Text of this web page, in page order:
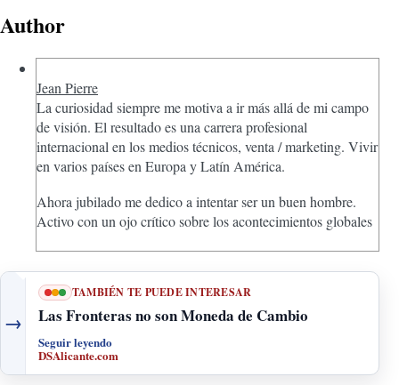
Author
Jean Pierre
La curiosidad siempre me motiva a ir más allá de mi campo
de visión. El resultado es una carrera profesional
internacional en los medios técnicos, venta / marketing. Vivir
en varios países en Europa y Latín América.
Ahora jubilado me dedico a intentar ser un buen hombre.
Activo con un ojo crítico sobre los acontecimientos globales
→
TAMBIÉN TE PUEDE INTERESAR
Las Fronteras no son Moneda de Cambio
Seguir leyendo
DSAlicante.com